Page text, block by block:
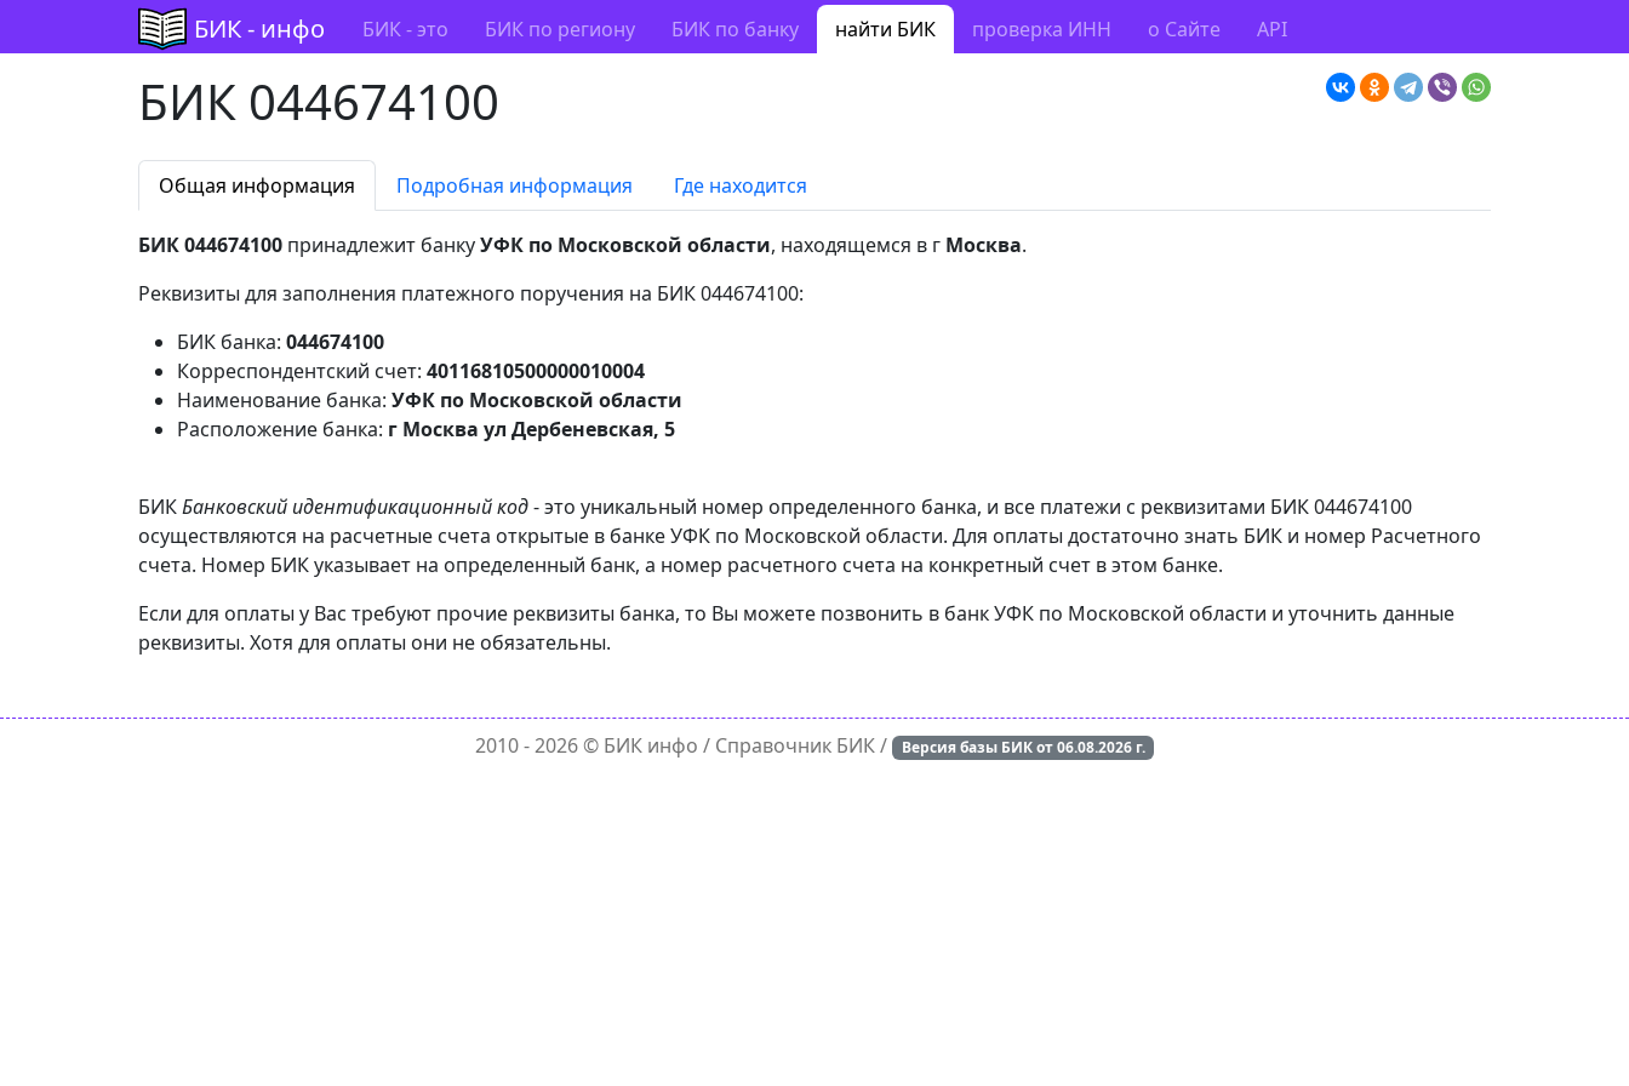
БИК - инфо БИК - это БИК по региону БИК по банку найти БИК проверка ИНН о Сайте API
БИК 044674100
Общая информация Подробная информация Где находится
БИК 044674100 принадлежит банкуУФК по Московской области, находящемся в г Москва.
Реквизиты для заполнения платежного поручения на БИК 044674100:
БИК банка: 044674100
Корреспондентский счет: 40116810500000010004
Наименование банка: УФК по Московской области
Расположение банка: г Москва ул Дербеневская, 5
БИКБанковский идентификационный код- это уникальный номер определенного банка, и все платежи с реквизитами БИК 044674100
осуществляются на расчетные счета открытые в банке УФК по Московской области. Для оплаты достаточно знать БИК и номер Расчетного
счета. Номер БИК указывает на определенный банк, а номер расчетного счета на конкретный счет в этом банке.
Если для оплаты у Вас требуют прочие реквизиты банка, то Вы можете позвонить в банк УФК по Московской области и уточнить данные
реквизиты. Хотя для оплаты они не обязательны.
2010 - 2026 © БИК инфо / Справочник БИК / Версия базы БИК от06.08.2026г.